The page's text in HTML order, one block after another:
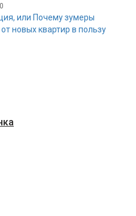
или Почему зумеры
новых квартир в пользу